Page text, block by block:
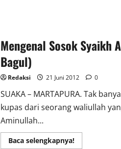
–
SUNGAI
Dana
Mengenal Sosok Syaikh
Bagul)
Redaksi 21 Juni 2012 0
SUAKA – MARTAPURA. Tak
kupas dari seorang waliullah
Aminullah...
Baca selengkapnya!Read
more